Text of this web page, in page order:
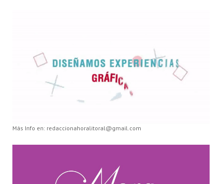
Más Info en: redaccionahoralitoral@gmail.com